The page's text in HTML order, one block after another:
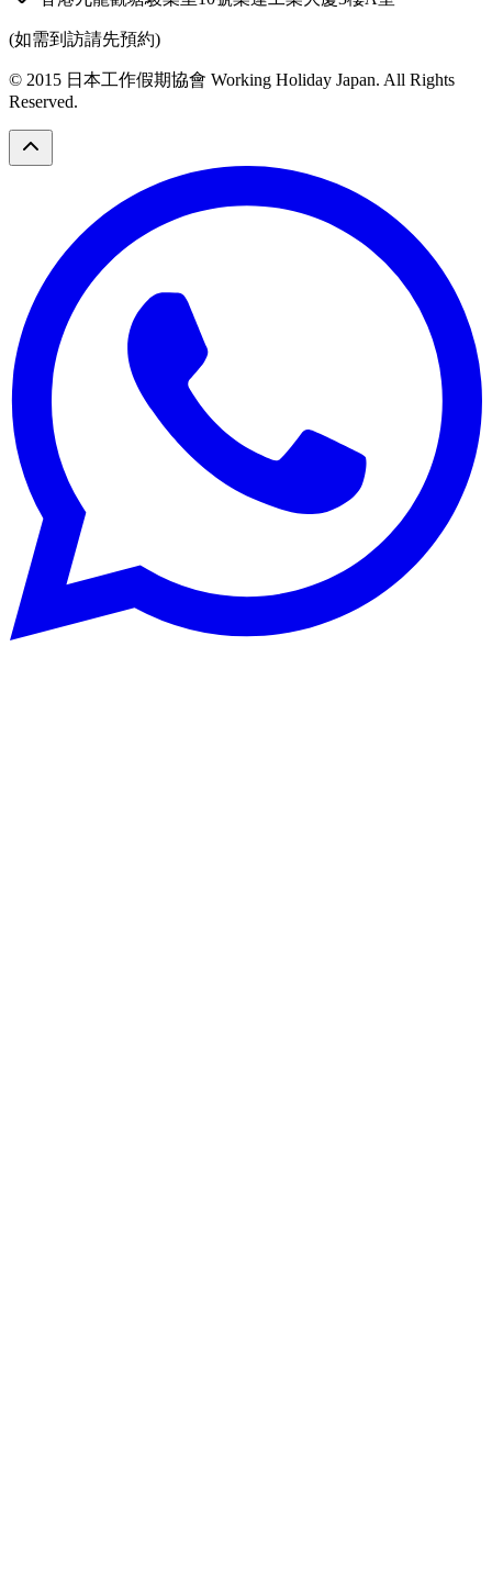
(如需到訪請先預約)
© 2015 日本工作假期協會 Working Holiday Japan. All Rights
Reserved.